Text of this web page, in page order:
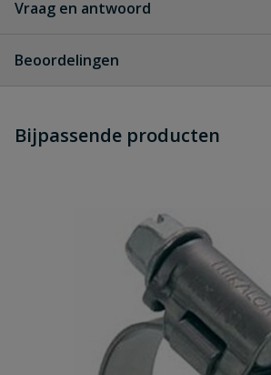
Vraag en antwoord
dit product?
Beoordelingen
Schrijf zelf een beoordeling
Uw waardering:
Bijpassende producten